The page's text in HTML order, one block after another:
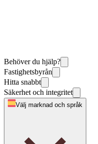
Behöver du hjälp?
Fastighetsbyrån
Hitta snabbt
Säkerhet och integritet
Välj marknad och språk